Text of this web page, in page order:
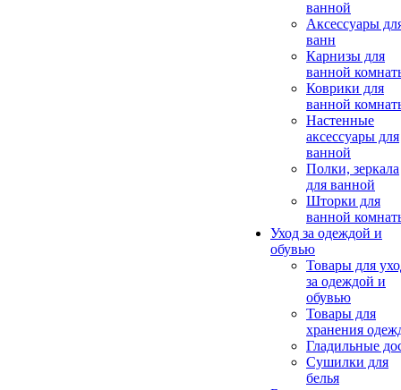
ванной
Аксессуары
ванн
Карнизы для
ванной
Коврики для
ванной
Настенные
аксессуары для
ванной
Полки, зеркала
для ванной
Шторки для
ванной
Уход за одеждой и
обувью
Товары для
за одеждой и
обувью
Товары для
хранения
Гладильные
Сушилки для
белья